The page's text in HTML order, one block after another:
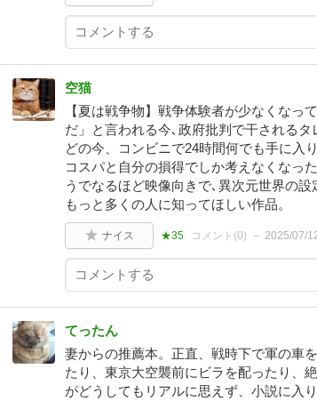
空猫
【夏は戦争物】戦争体験者が少なくなっ
だ」と言われる今､政府批判で干される
どの今、コンビニで24時間何でも手に入
コスパと自分の損得でしか考えなくなっ
うでなるほど映像向きで､異次元世界の
もっと多くの人に知ってほしい作品。
ナイス ★35 コメント(0) 2025/07/
てったん
妻からの推薦本。正直、戦時下で軍の車
たり、東京大空襲前にビラを配ったり、
がどうしてもリアルに思えず、小説に入